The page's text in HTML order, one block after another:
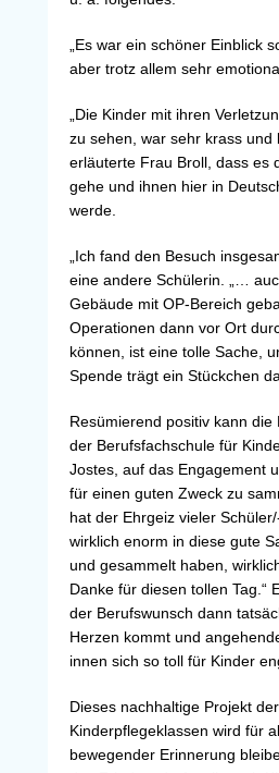
„Es war ein schöner Einblick
aber trotz allem sehr
„Die Kinder mit ihren
zu sehen, war sehr krass und
erläuterte Frau Broll, dass es
gehe und ihnen hier in
werde.
„Ich fand den Besuch
eine andere Schülerin. „…
Gebäude mit OP-Bereich
Operationen dann vor Ort
können, ist eine tolle Sache,
Spende trägt ein Stückchen
Resümierend positiv kann die
der Berufsfachschule für
Jostes, auf das Engagement
für einen guten Zweck zu
hat der Ehrgeiz vieler
wirklich enorm in diese gute
und gesammelt haben,
Danke für diesen tollen Tag.“
der Berufswunsch dann
Herzen kommt und
innen sich so toll für Kinder
Dieses nachhaltige Projekt der
Kinderpflegeklassen wird für
bewegender Erinnerung